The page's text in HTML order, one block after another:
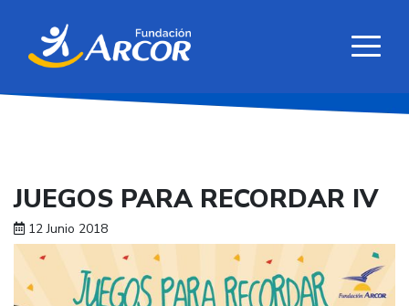
JUEGOS PARA RECORDAR IV
12 Junio 2018